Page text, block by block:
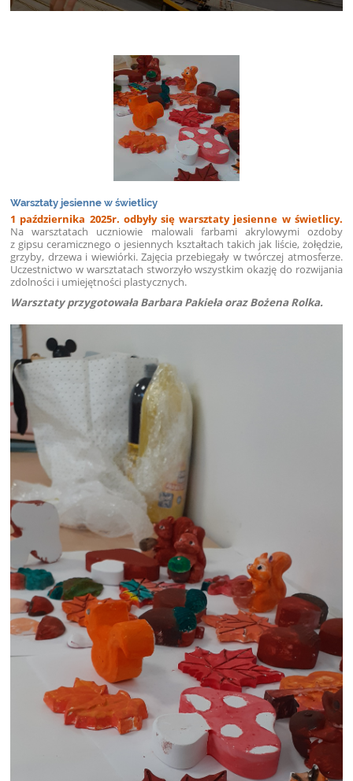
Warsztaty jesienne w świetlicy
1 października 2025r. odbyły się warsztaty jesienne w świetlicy.
Na warsztatach uczniowie malowali farbami akrylowymi ozdoby
z gipsu ceramicznego o jesiennych kształtach takich jak liście, żołędzie,
grzyby, drzewa i wiewiórki. Zajęcia przebiegały w twórczej atmosferze.
Uczestnictwo w warsztatach stworzyło wszystkim okazję do rozwijania
zdolności i umiejętności plastycznych.
Warsztaty przygotowała Barbara Pakieła oraz Bożena Rolka.